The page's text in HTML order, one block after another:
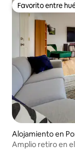
Favorito entre
Favorito entre
Alojamiento en
Amplio retiro en